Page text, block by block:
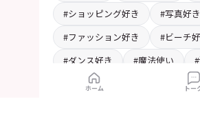
ホーム トー
#ショッピング好き
#写真好き
#ファッション好き
#ビーチ
#ダンス好き
#魔法使い
#ロングヘア
#毒